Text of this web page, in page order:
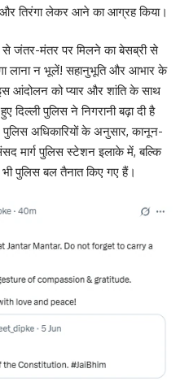
तिरंगा लेकर आने का आग्रह किया।
से जंतर-मंतर पर मिलने का बेसब्री से
लाना न भूलें! सहानुभूति और आभार के
आंदोलन को प्यार और शांति के साथ
दिल्ली पुलिस ने निगरानी बढ़ा दी है
अधिकारियों के अनुसार, कानून-
मार्ग पुलिस स्टेशन इलाके में, बल्कि
पुलिस बल तैनात किए गए हैं।